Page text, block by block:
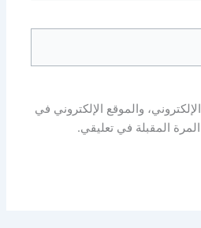
والموقع الإلكتروني في
المقبلة في تعليقي.